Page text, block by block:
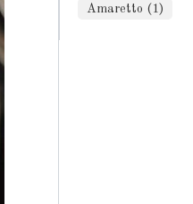
Amaretto (1)